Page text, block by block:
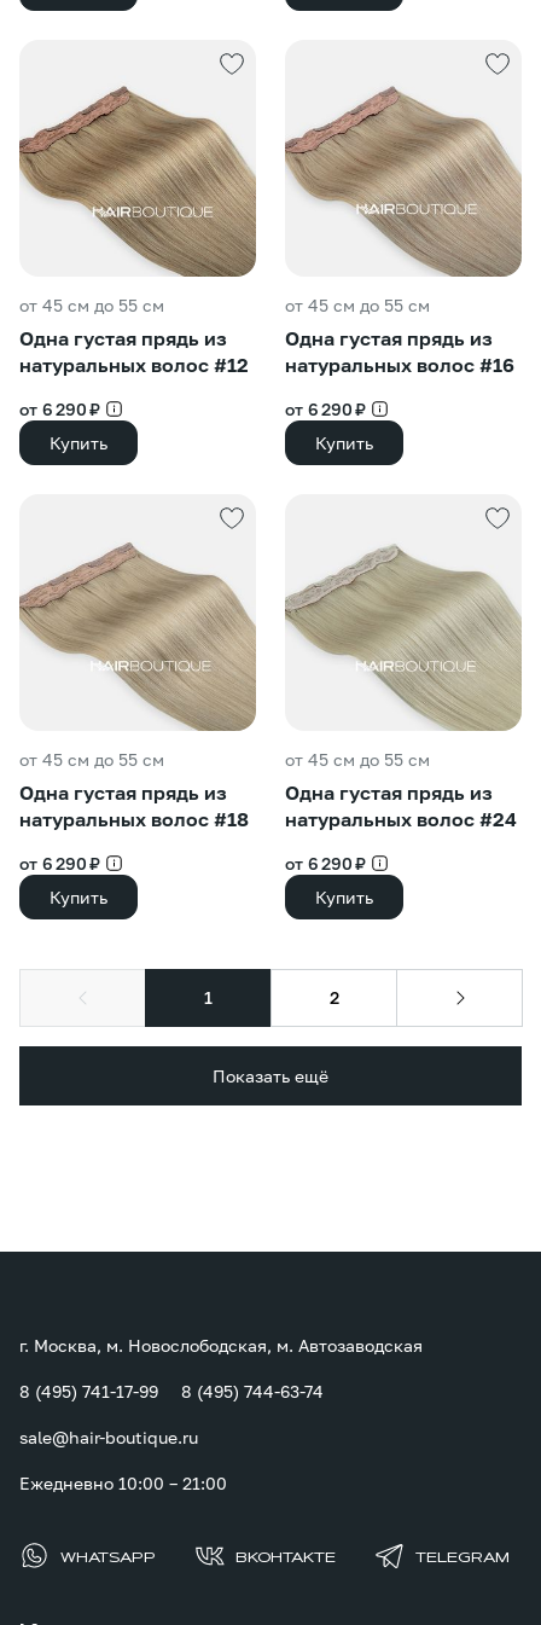
от 45 см до 55 см
Одна густая прядь из
натуральных волос #12
от 6 290 ₽
Купить
от 45 см до 55 см
Одна густая прядь из
натуральных волос #16
от 6 290 ₽
Купить
от 45 см до 55 см
Одна густая прядь из
натуральных волос #18
от 6 290 ₽
Купить
от 45 см до 55 см
Одна густая прядь из
натуральных волос #24
от 6 290 ₽
Купить
1 2
Показать ещё
г. Москва, м. Новослободская, м. Автозаводская
8 (495) 741-17-99 8 (495) 744-63-74
sale@hair-boutique.ru
Ежедневно 10:00 – 21:00
WHATSAPP ВКОНТАКТЕ TELEGRAM